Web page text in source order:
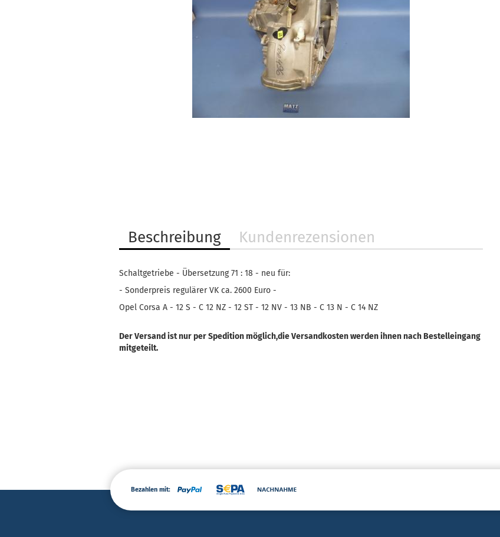
Beschreibung Kundenrezensionen
Schaltgetriebe - Übersetzung 71 : 18 - neu für:
- Sonderpreis regulärer VK ca. 2600 Euro -
Opel Corsa A - 12 S - C 12 NZ - 12 ST - 12 NV - 13 NB - C 13 N - C 14 NZ
Der Versand ist nur per Spedition möglich,die Versandkosten werden ihnen nach Bestelleingang
mitgeteilt.
Bezahlen mit: